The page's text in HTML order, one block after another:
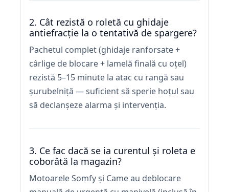
2. Cât rezistă o roletă cu ghidaje
antiefracție la o tentativă de spargere?
Pachetul complet (ghidaje ranforsate +
cârlige de blocare + lamelă finală cu oțel)
rezistă 5–15 minute la atac cu rangă sau
șurubelniță — suficient să sperie hoțul sau
să declanșeze alarma și intervenția.
3. Ce fac dacă se ia curentul și roleta e
coborâtă la magazin?
Motoarele Somfy și Came au deblocare